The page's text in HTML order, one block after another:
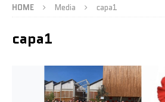
HOME Media capa1
capa1